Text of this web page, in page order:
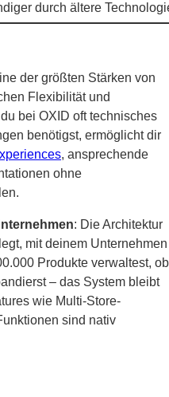
durch ältere
der größten Stärken von
Flexibilität und
bei OXID oft technisches
benötigst, ermöglicht dir
, ansprechende
ohne
: Die Architektur
mit deinem Unternehmen
Produkte verwaltest, ob
– das System bleibt
wie Multi-Store-
sind nativ